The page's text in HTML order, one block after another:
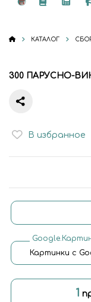
КАТАЛОГ
300 ПАРУСНО-
В избранное
Картинки с
1